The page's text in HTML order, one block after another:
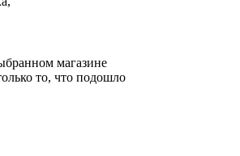
магазине
то, что подошло